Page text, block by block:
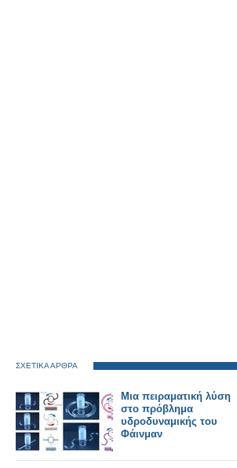
ΣΧΕΤΙΚΑ ΑΡΘΡΑ
Μια πειραματική λύση
στο πρόβλημα
υδροδυναμικής του
Φάινμαν